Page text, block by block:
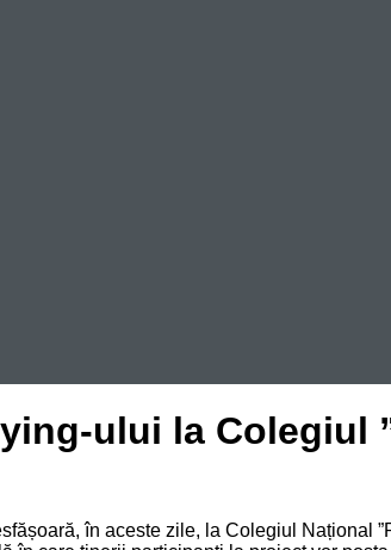
ului la Colegiul
în aceste zile, la Colegiul Național